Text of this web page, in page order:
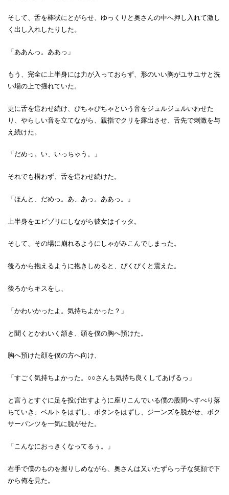
そして、舌を棒状にとがらせ、ゆっくりと奥さんの中へ押し入れて激し
く出し入れしたりした。
「ああんっ。ああっ」
もう、完全に上半身には力が入っておらず、形のいい胸がユサユサと洗
い場の上で揺れていた。
更に舌を這わせ続け、ぴちゃぴちゃという音をジュルジュルいわせた
り、やらしい音を立てながら、親指でクリを露出させ、舌先で刺激を与
え続けた。
「だめっ。い、いっちゃう。」
それでも構わず、舌を這わせ続けた。
「ほんと、だめっ。あ、あっ。ああっ。」
上半身をエビゾリにしながら彼女はイッタ。
そして、その場に崩れるようにしゃがみこんでしまった。
後ろから抱えるように抱きしめると、ぴくぴくと震えた。
後ろからキスをし、
「かわいかったよ。気持ちよかった？」
と聞くとかわいく頷き、頭を僕の胸へ預けた。
胸へ預けた顔を僕の方へ向け、
「すごく気持ちよかった。○○さんも気持ち良くしてあげるっ」
と言うとすぐに足を投げ出すように座りこんでいる僕の股間へすべり落
ちていき、ベルトをはずし、ボタンをはずし、ジーンズを脱がせ、ボク
サーパンツを一気に脱がせた。
「こんなにおっきくなってるぅ。」
右手で僕のものを握りしめながら、奥さんは又いたずらっ子な笑顔で下
から俺を見た。